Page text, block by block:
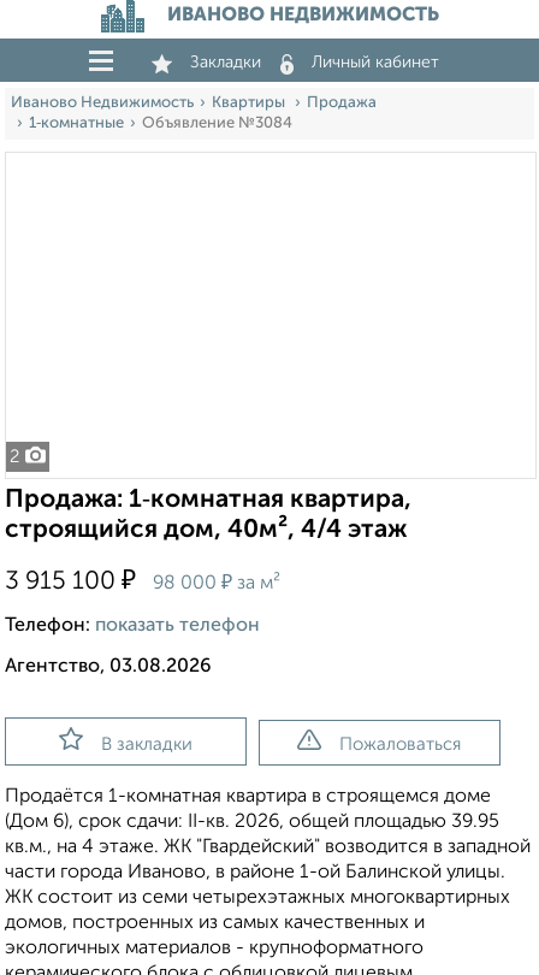
ИВАНОВО НЕДВИЖИМОСТЬ
Закладки Личный кабинет
Иваново Недвижимость Квартиры
Продажа
1‑комнатные
Объявление №3084
2
Продажа: 1‑комнатная квартира,
строящийся дом, 40м², 4/4 этаж
3 915 100 ₽ 98 000 ₽ за м²
Телефон: показать телефон
Агентство, 03.08.2026
В закладки Пожаловаться
Продаётся 1-комнатная квартира в строящемся доме
(Дом 6), срок сдачи: II-кв. 2026, общей площадью 39.95
кв.м., на 4 этаже. ЖК "Гвардейский" возводится в западной
части города Иваново, в районе 1-ой Балинской улицы.
ЖК состоит из семи четырехэтажных многоквартирных
домов, построенных из самых качественных и
экологичных материалов - крупноформатного